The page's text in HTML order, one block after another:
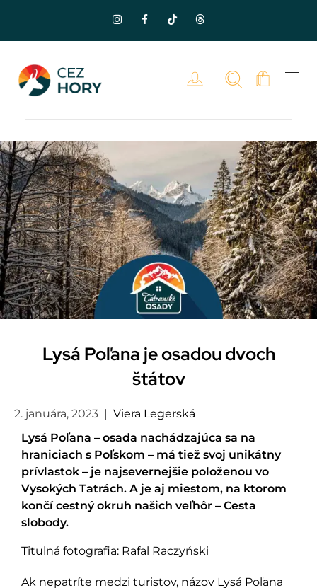
Lysá Poľana je osadou dvoch
štátov
2. januára, 2023
Viera Legerská
Lysá Poľana – osada nachádzajúca sa na
hraniciach s Poľskom – má tiež svoj unikátny
prívlastok – je najsevernejšie položenou vo
Vysokých Tatrách. A je aj miestom, na ktorom
končí cestný okruh našich veľhôr – Cesta
slobody.
Titulná fotografia: Rafal Raczyński
Ak nepatríte medzi turistov, názov Lysá Poľana